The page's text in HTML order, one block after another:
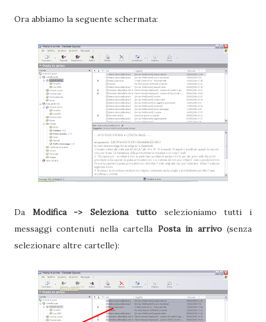
Ora abbiamo la seguente schermata:
Da Modifica -> Seleziona tuttoselezioniamo tutti i
messaggi contenuti nella cartella Posta in arrivo(senza
selezionare altre cartelle):